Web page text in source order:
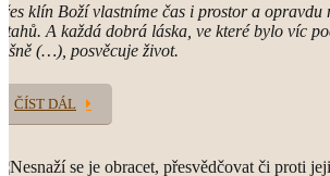
klín Boží vlastníme čas i prostor a opravdu
A každá dobrá láska, ve které bylo víc
(…), posvěcuje život.
ČÍST DÁL